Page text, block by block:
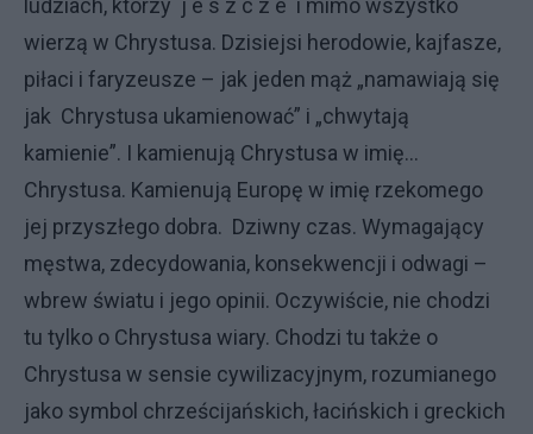
ludziach, którzy j e s z c z e i mimo wszystko
wierzą w Chrystusa. Dzisiejsi herodowie, kajfasze,
piłaci i faryzeusze – jak jeden mąż „namawiają się
jak Chrystusa ukamienować” i „chwytają
kamienie”. I kamienują Chrystusa w imię...
Chrystusa. Kamienują Europę w imię rzekomego
jej przyszłego dobra. Dziwny czas. Wymagający
męstwa, zdecydowania, konsekwencji i odwagi –
wbrew światu i jego opinii. Oczywiście, nie chodzi
tu tylko o Chrystusa wiary. Chodzi tu także o
Chrystusa w sensie cywilizacyjnym, rozumianego
jako symbol chrześcijańskich, łacińskich i greckich